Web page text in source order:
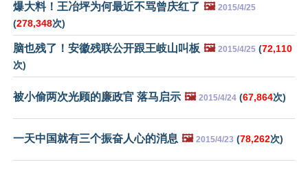
爆大料！王冶坪为何最近不骂曾庆红了 🖼️ 2015/4/25
(278,348次)
脑也残了！安徽残联公开跟王岐山叫板 🖼️ 2015/4/25 (72,110
次)
被小偷两次光顾的廉政官 落马启示 🖼️ 2015/4/24 (67,864次)
一天中国就有三个振奋人心的消息 🖼️ 2015/4/23 (78,262次)